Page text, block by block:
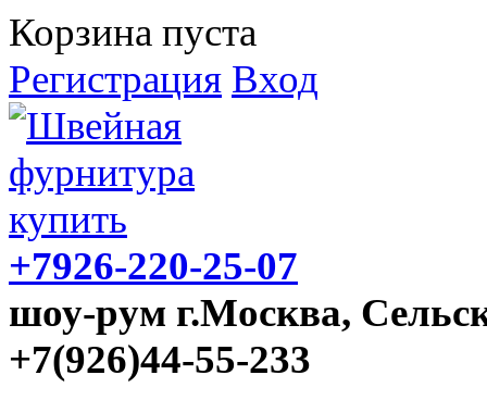
Корзина пуста
Регистрация Вход
+7926-220-25-07
шоу-рум г.Москва,
+7(926)44-55-233